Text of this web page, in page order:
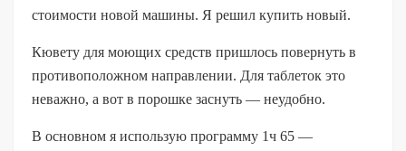
стоимости новой машины. Я решил купить новый.
Кювету для моющих средств пришлось повернуть в
противоположном направлении. Для таблеток это
неважно, а вот в порошке заснуть — неудобно.
В основном я использую программу 1ч 65 —